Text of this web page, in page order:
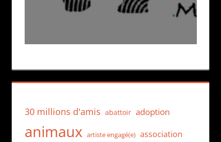
30 millions d'amis abattoir adoption
animaux artiste engagé(e) association